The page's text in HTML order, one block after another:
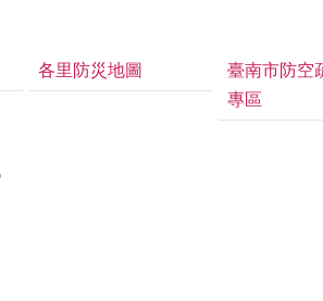
各里防災地圖
臺南市防空
專區